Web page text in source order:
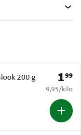
200 g Prijs:
199
€ 9,95 per
9,95/kilo